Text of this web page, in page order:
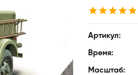
Артикул:
Время:
Масштаб: